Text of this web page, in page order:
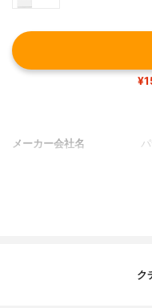
メーカー会社名
ク